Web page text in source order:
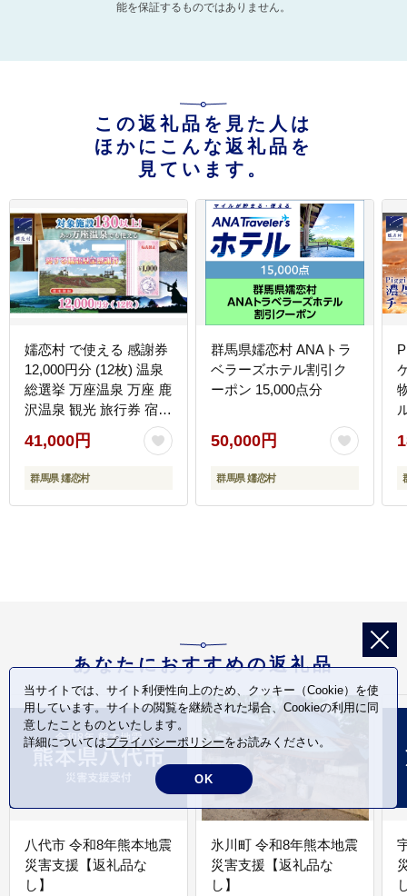
能を保証するものではありません。
この返礼品を見た人は
ほかにこんな返礼品を
見ています。
嬬恋村 で使える 感謝券
12,000円分 (12枚) 温泉
総選挙 万座温泉 万座 鹿
沢温泉 観光 旅行券 宿泊
券 宿泊補助券 旅行 温泉
スキー ペンション ホテ
ル 旅館 トラベル 父の日
原 鹿沢 バラギ 北軽井沢
41,000円
群馬県 嬬恋村
群馬県嬬恋村 ANAトラ
ベラーズホテル割引ク
ーポン 15,000点分
50,000円
群馬県 嬬恋村
あなたにおすすめの返礼品
八代市 令和8年熊本地震
災害支援【返礼品な
し】
氷川町 令和8年熊本地震
災害支援【返礼品な
し】
当サイトでは、サイト利便性向上のため、クッキー（Cookie）を使
用しています。サイトの閲覧を継続された場合、Cookieの利用に同
意したことものといたします。
詳細についてはプライバシーポリシーをお読みください。
OK